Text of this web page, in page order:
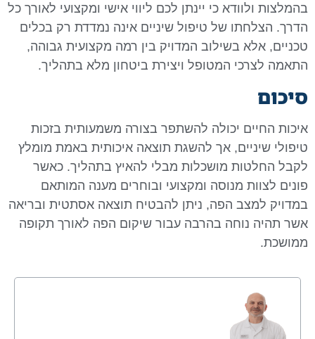
בהמלצות ולוודא כי יינתן לכם ליווי אישי ומקצועי לאורך כל
הדרך. הצלחתו של טיפול שיניים אינה נמדדת רק בכלים
טכניים, אלא בשילוב המדויק בין רמה מקצועית גבוהה,
התאמה לצרכי המטופל ויצירת ביטחון מלא בתהליך.
סיכום
איכות החיים יכולה להשתפר בצורה משמעותית בזכות
טיפולי שיניים, אך להשגת תוצאה איכותית באמת מומלץ
לקבל החלטות מושכלות מבלי להאיץ בתהליך. כאשר
פונים לצוות מנוסה ומקצועי ובוחרים מענה המותאם
במדויק למצב הפה, ניתן להבטיח תוצאה אסתטית ובריאה
אשר תהיה נוחה בהרבה עבור שיקום הפה לאורך תקופה
ממושכת.